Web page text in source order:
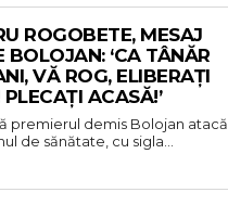
ROGOBETE, MESAJ
BOLOJAN: ‘CA TÂNĂR
VĂ ROG, ELIBERAȚI
ACASĂ!’
premierul demis Bolojan atacă
de sănătate, cu sigla...